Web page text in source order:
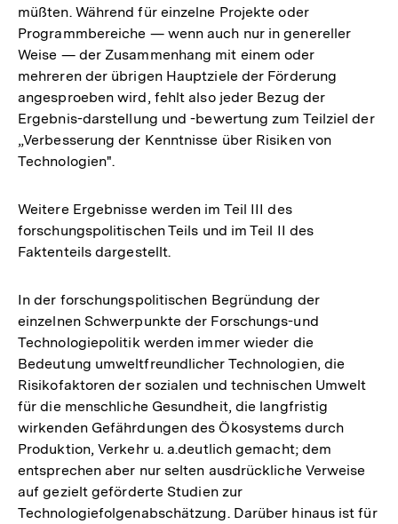
müßten. Während für einzelne Projekte oder
Programmbereiche — wenn auch nur in genereller
Weise — der Zusammenhang mit einem oder
mehreren der übrigen Hauptziele der Förderung
angesproeben wird, fehlt also jeder Bezug der
Ergebnis-darstellung und -bewertung zum Teilziel der
„Verbesserung der Kenntnisse über Risiken von
Technologien".
Weitere Ergebnisse werden im Teil III des
forschungspolitischen Teils und im Teil II des
Faktenteils dargestellt.
In der forschungspolitischen Begründung der
einzelnen Schwerpunkte der Forschungs-und
Technologiepolitik werden immer wieder die
Bedeutung umweltfreundlicher Technologien, die
Risikofaktoren der sozialen und technischen Umwelt
für die menschliche Gesundheit, die langfristig
wirkenden Gefährdungen des Ökosystems durch
Produktion, Verkehr u. a.deutlich gemacht; dem
entsprechen aber nur selten ausdrückliche Verweise
auf gezielt geförderte Studien zur
Technologiefolgenabschätzung. Darüber hinaus ist für